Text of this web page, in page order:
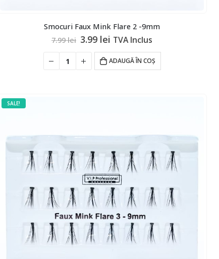
Smocuri Faux Mink Flare 2 -9mm
7.99lei Prețul
a
fost:
3.99 lei Prețul
este:
3.99 lei.
TVA Inclus
ADAUGĂ ÎN COȘ
SALE!